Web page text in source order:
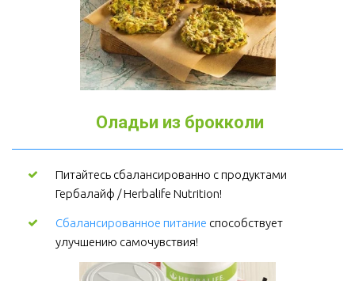
Оладьи из брокколи
Питайтесь сбалансированно с продуктами
Гербалайф / Herbalife Nutrition!
Сбалансированное питание способствует
улучшению самочувствия!